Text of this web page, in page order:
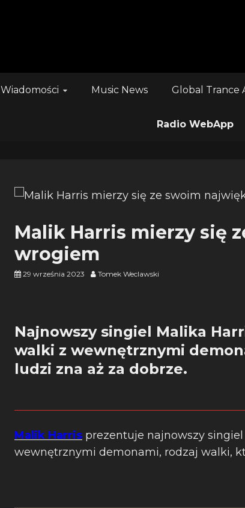
Wiadomości Music News Global Trance
Radio WebApp
Malik Harris mierzy się
wrogiem
29 września 2023 Tomek Weclawski
Najnowszy singiel Malika
walki z wewnętrznymi
ludzi zna aż za dobrze.
Malik Harris prezentuje najnowszy singiel
wewnętrznymi demonami, rodzaj walki,